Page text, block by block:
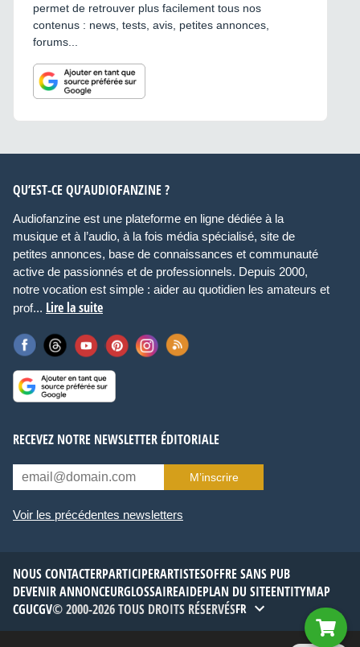
permet de retrouver plus facilement tous nos
contenus : news, tests, avis, petites annonces,
forums...
QU’EST-CE QU’AUDIOFANZINE ?
Audiofanzine est une plateforme en ligne dédiée à la
musique et à l’audio, à la fois média spécialisé, site de
petites annonces, base de connaissances et communauté
active de passionnés et de professionnels. Depuis 2000,
notre vocation est simple : aider au quotidien les amateurs et
prof... Lire la suite
RECEVEZ NOTRE NEWSLETTER ÉDITORIALE
M’inscrire
Voir les précédentes newsletters
NOUS CONTACTERPARTICIPERARTISTESOFFRE SANS PUB
DEVENIR ANNONCEURGLOSSAIREAIDEPLAN DU SITEENTITYMAP
CGUCGV© 2000-2026 TOUS DROITS RÉSERVÉSFR